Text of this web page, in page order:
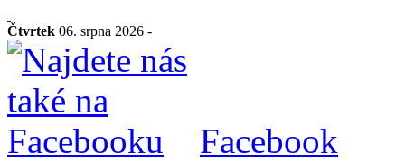
Čtvrtek 06. srpna 2026 -
Facebook